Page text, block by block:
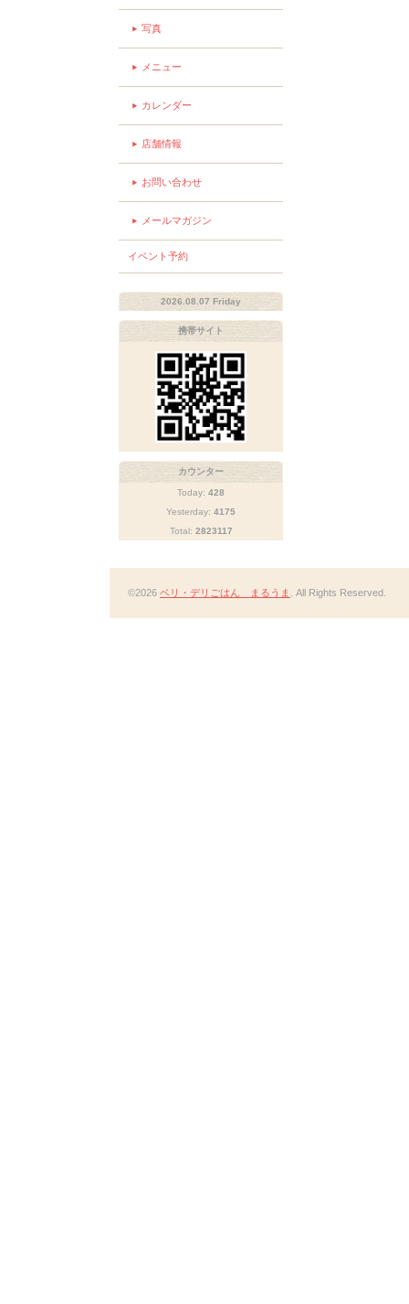
写真
メニュー
カレンダー
店舗情報
お問い合わせ
メールマガジン
イベント予約
2026.08.07 Friday
携帯サイト
カウンター
Today: 428
Yesterday: 4175
Total: 2823117
©2026 ベリ・デリごはん まるうま . All Rights Reserved.